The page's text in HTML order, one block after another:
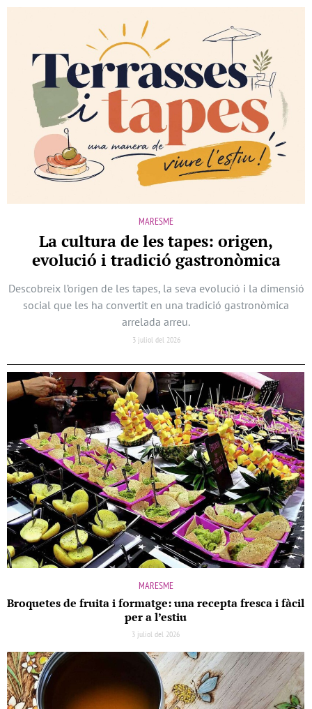
MARESME
La cultura de les tapes: origen,
evolució i tradició gastronòmica
Descobreix l’origen de les tapes, la seva evolució i la dimensió
social que les ha convertit en una tradició gastronòmica
arrelada arreu.
3 juliol del 2026
MARESME
Broquetes de fruita i formatge: una recepta fresca i fàcil
per a l’estiu
3 juliol del 2026